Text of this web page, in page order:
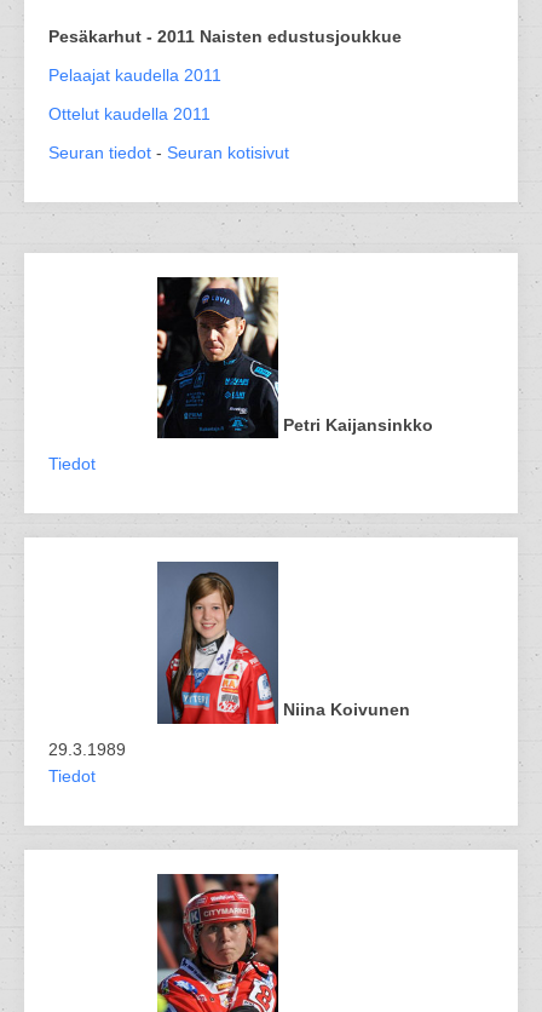
Pesäkarhut - 2011 Naisten edustusjoukkue
Pelaajat kaudella 2011
Ottelut kaudella 2011
Seuran tiedot - Seuran kotisivut
Petri Kaijansinkko
Tiedot
Niina Koivunen
29.3.1989
Tiedot